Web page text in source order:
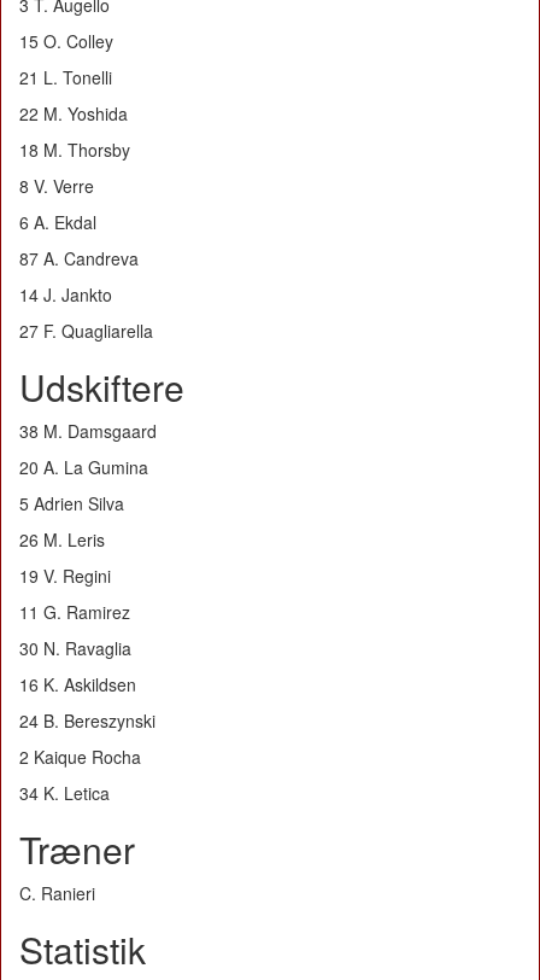
3 T. Augello
15 O. Colley
21 L. Tonelli
22 M. Yoshida
18 M. Thorsby
8 V. Verre
6 A. Ekdal
87 A. Candreva
14 J. Jankto
27 F. Quagliarella
Udskiftere
38 M. Damsgaard
20 A. La Gumina
5 Adrien Silva
26 M. Leris
19 V. Regini
11 G. Ramirez
30 N. Ravaglia
16 K. Askildsen
24 B. Bereszynski
2 Kaique Rocha
34 K. Letica
Træner
C. Ranieri
Statistik